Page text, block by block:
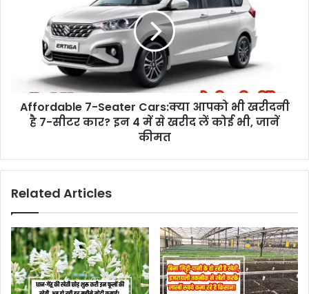
Affordable 7-Seater Cars:क्या आपको भी खरीदनी
है 7-सीटर कार? इन 4 में से खरीद लें कोई भी, जानें
कीमत
Related Articles